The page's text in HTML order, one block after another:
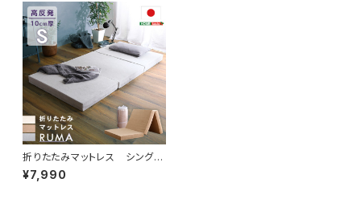
折りたたみマットレス シング
ル 【RUMA-ルーマ-】 SH-0
7-OMS
¥7,990